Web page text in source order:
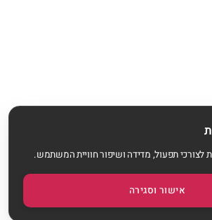
למעלה
תפעול, מדידה ושיפור חוויית המשתמש.
אישור וסגירה